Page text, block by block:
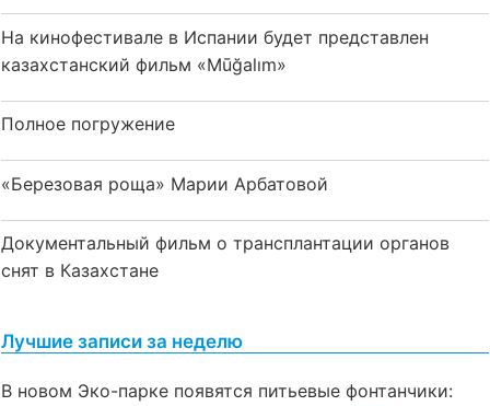
На кинофестивале в Испании будет представлен
казахстанский фильм «Mūğalım»
Полное погружение
«Березовая роща» Марии Арбатовой
Документальный фильм о трансплантации органов
снят в Казахстане
Лучшие записи за неделю
В новом Эко-парке появятся питьевые фонтанчики: